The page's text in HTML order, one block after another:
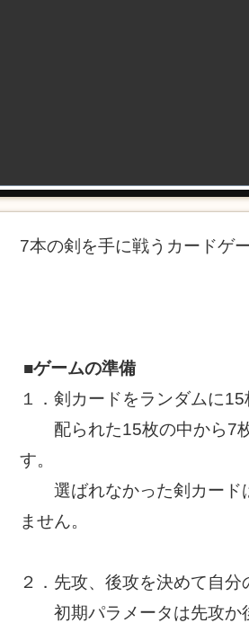
7本の剣を手に戦うカードゲ
■ゲームの準備
１．剣カードをランダムに15
配られた15枚の中から7枚
す。
選ばれなかった剣カード
ません。
２．先攻、後攻を決めて自分
初期パラメータは先攻か